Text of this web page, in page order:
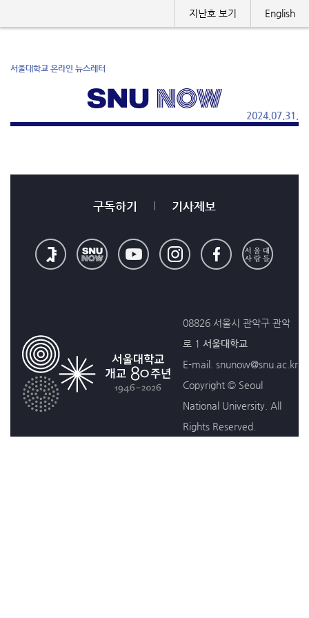
English
지난호 보기
서울대학교 온라인 뉴스레터
2024.07.31.
구독하기 기사제보
08826 서울시 관악구 관악
로 1 서울대학교
E-mail. snunow@snu.ac.kr
Copyright © Seoul
National University. All
Rights Reserved.